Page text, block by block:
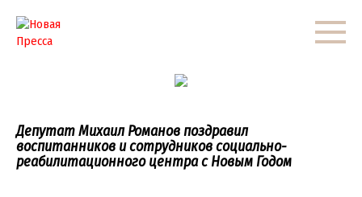
контенту
Депутат Михаил Романов поздравил
воспитанников и сотрудников социально-
реабилитационного центра с Новым Годом